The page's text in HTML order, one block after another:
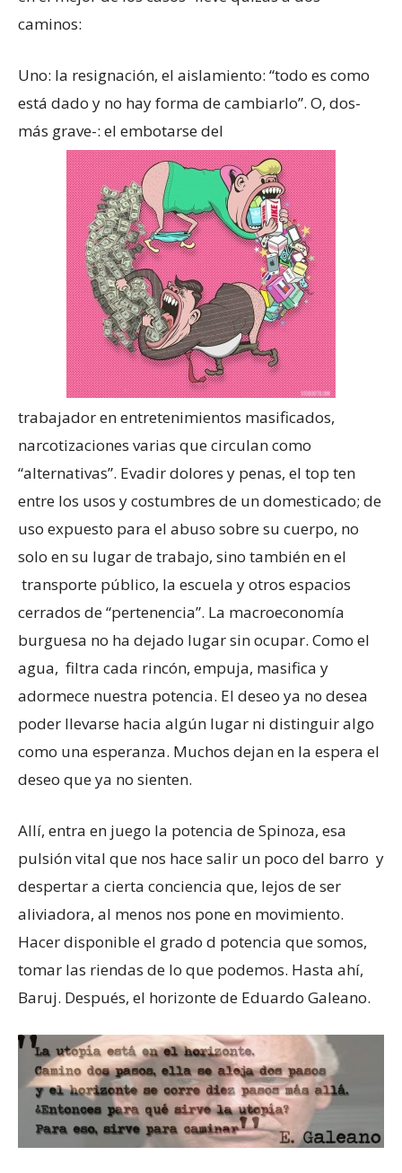
caminos:
Uno: la resignación, el aislamiento: “todo es como
está dado y no hay forma de cambiarlo”. O, dos-
más grave-: el embotarse del
trabajador en entretenimientos masificados,
narcotizaciones varias que circulan como
“alternativas”. Evadir dolores y penas, el top ten
entre los usos y costumbres de un domesticado; de
uso expuesto para el abuso sobre su cuerpo, no
solo en su lugar de trabajo, sino también en el
transporte público, la escuela y otros espacios
cerrados de “pertenencia”. La macroeconomía
burguesa no ha dejado lugar sin ocupar. Como el
agua, filtra cada rincón, empuja, masifica y
adormece nuestra potencia. El deseo ya no desea
poder llevarse hacia algún lugar ni distinguir algo
como una esperanza. Muchos dejan en la espera el
deseo que ya no sienten.
Allí, entra en juego la potencia de Spinoza, esa
pulsión vital que nos hace salir un poco del barro y
despertar a cierta conciencia que, lejos de ser
aliviadora, al menos nos pone en movimiento.
Hacer disponible el grado d potencia que somos,
tomar las riendas de lo que podemos. Hasta ahí,
Baruj. Después, el horizonte de Eduardo Galeano.